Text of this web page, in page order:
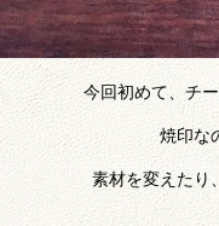
今回初めて、チ
焼印な
素材を変えたり